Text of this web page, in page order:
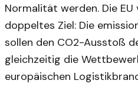
Normalität werden. Die
doppeltes Ziel: Die
sollen den CO2-Ausstoß
gleichzeitig die
europäischen